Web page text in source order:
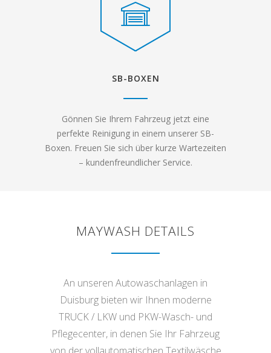
SB-BOXEN
Gönnen Sie Ihrem Fahrzeug jetzt eine
perfekte Reinigung in einem unserer SB-
Boxen. Freuen Sie sich über kurze Wartezeiten
– kundenfreundlicher Service.
MAYWASH DETAILS
An unseren Autowaschanlagen in
Duisburg bieten wir Ihnen moderne
TRUCK / LKW und PKW-Wasch- und
Pflegecenter, in denen Sie Ihr Fahrzeug